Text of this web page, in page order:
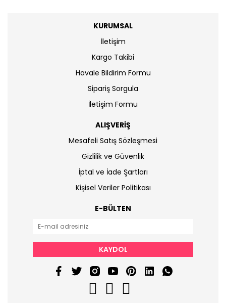
KURUMSAL
İletişim
Kargo Takibi
Havale Bildirim Formu
Sipariş Sorgula
İletişim Formu
ALIŞVERİŞ
Mesafeli Satış Sözleşmesi
Gizlilik ve Güvenlik
İptal ve İade Şartları
Kişisel Veriler Politikası
E-BÜLTEN
KAYDOL